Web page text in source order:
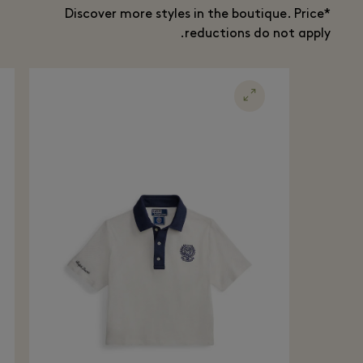
*Discover more styles in the boutique. Price
reductions do not apply.